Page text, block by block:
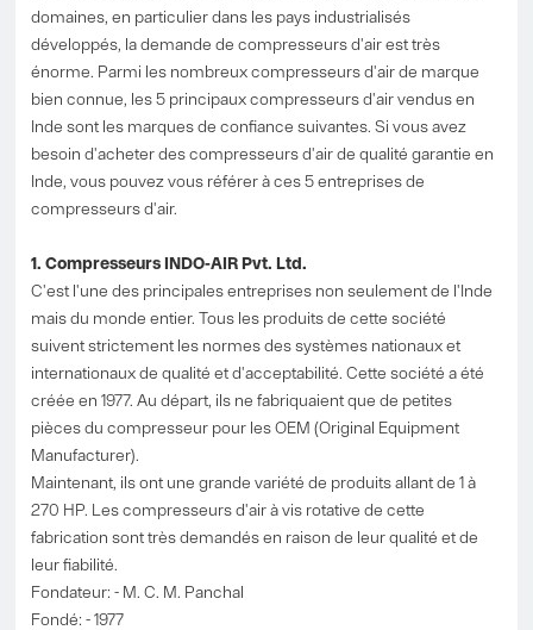
domaines, en particulier dans les pays industrialisés
développés, la demande de compresseurs d'air est très
énorme. Parmi les nombreux compresseurs d'air de marque
bien connue, les 5 principaux compresseurs d'air vendus en
Inde sont les marques de confiance suivantes. Si vous avez
besoin d'acheter des compresseurs d'air de qualité garantie en
Inde, vous pouvez vous référer à ces 5 entreprises de
compresseurs d'air.
1. Compresseurs INDO-AIR Pvt. Ltd.
C'est l'une des principales entreprises non seulement de l'Inde
mais du monde entier. Tous les produits de cette société
suivent strictement les normes des systèmes nationaux et
internationaux de qualité et d'acceptabilité. Cette société a été
créée en 1977. Au départ, ils ne fabriquaient que de petites
pièces du compresseur pour les OEM (Original Equipment
Manufacturer).
Maintenant, ils ont une grande variété de produits allant de 1 à
270 HP. Les compresseurs d'air à vis rotative de cette
fabrication sont très demandés en raison de leur qualité et de
leur fiabilité.
Fondateur: - M. C. M. Panchal
Fondé: - 1977